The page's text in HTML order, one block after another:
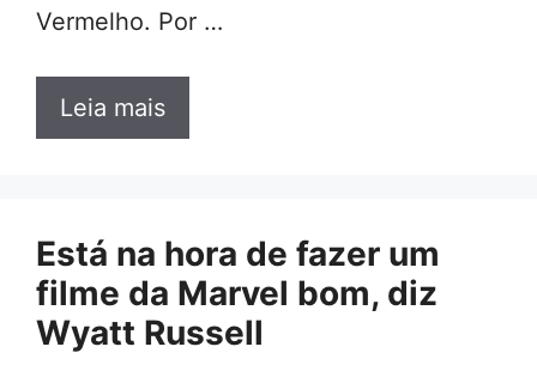
Vermelho. Por …
Leia mais
Está na hora de fazer um
filme da Marvel bom, diz
Wyatt Russell